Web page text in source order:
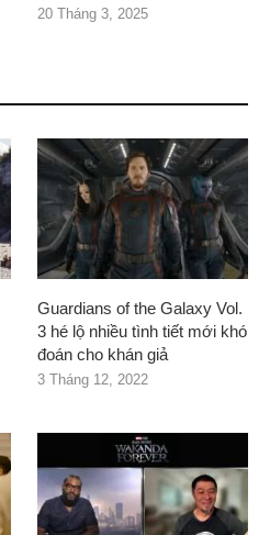
20 Tháng 3, 2025
Guardians of the Galaxy Vol.
3 hé lộ nhiều tình tiết mới khó
đoán cho khán giả
3 Tháng 12, 2022